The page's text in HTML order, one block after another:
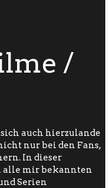
/
auch hierzulande
nur bei den Fans,
In dieser
alle mir bekannten
Serien